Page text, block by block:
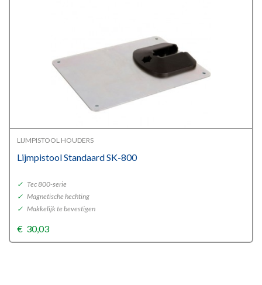
LIJMPISTOOL HOUDERS
Lijmpistool Standaard SK-800
✓ Tec 800-serie
✓ Magnetische hechting
✓ Makkelijk te bevestigen
€ 30,03